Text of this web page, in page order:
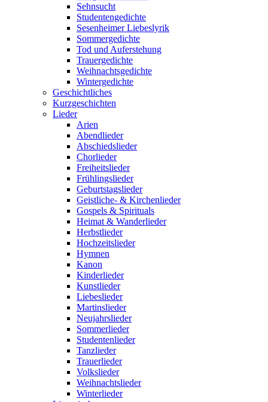
Sehnsucht
Studentengedichte
Sesenheimer Liebeslyrik
Sommergedichte
Tod und Auferstehung
Trauergedichte
Weihnachtsgedichte
Wintergedichte
Geschichtliches
Kurzgeschichten
Lieder
Arien
Abendlieder
Abschiedslieder
Chorlieder
Freiheitslieder
Frühlingslieder
Geburtstagslieder
Geistliche- & Kirchenlieder
Gospels & Spirituals
Heimat & Wanderlieder
Herbstlieder
Hochzeitslieder
Hymnen
Kanon
Kinderlieder
Kunstlieder
Liebeslieder
Martinslieder
Neujahrslieder
Sommerlieder
Studentenlieder
Tanzlieder
Trauerlieder
Volkslieder
Weihnachtslieder
Winterlieder